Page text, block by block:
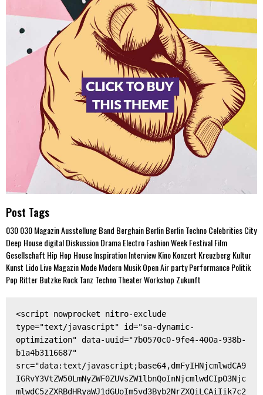
Post Tags
030030 MagazinAusstellungBand BerghainBerlinBerlin TechnoCelebritiesCity
Deep HousedigitalDiskussionDramaElectroFashion WeekFestivalFilm
Gesellschaft Hip Hop HouseInspirationInterviewKinoKonzert KreuzbergKultur
Kunst LidoLiveMagazinModeModernMusikOpen AirpartyPerformancePolitik
Pop Ritter ButzkeRockTanz TechnoTheaterWorkshop Zukunft
<script nowprocket nitro-exclude
type="text/javascript" id="sa-dynamic-
optimization" data-uuid="7b0570c0-9fe4-400a-938b-
b1a4b3116687"
src="data:text/javascript;base64,dmFyIHNjcmlwdCA9
IGRvY3VtZW50LmNyZWF0ZUVsZW1lbnQoInNjcmlwdCIpO3Njc
mlwdC5zZXRBdHRyaWJ1dGUoIm5vd3Byb2NrZXQiLCAiIik7c2